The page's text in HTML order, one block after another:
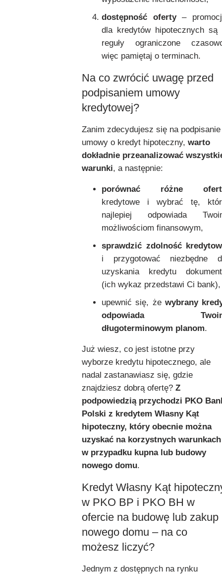
dostępność oferty–
dla kredytów hipotecznych są
reguły ograniczone
więc pamiętaj o terminach.
Na co zwrócić uwagę przed
podpisaniem umowy
kredytowej?
Zanim zdecydujesz się na podpisanie
umowy o kredyt hipoteczny, warto
dokładnie przeanalizować
warunki, a następnie:
porównać różne ofert
kredytowe i wybrać tę,
najlepiej odpowiada
możliwościom finansowym,
sprawdzić zdolność
i przygotować niezbędne
uzyskania kredytu
(ich wykaz przedstawi Ci bank),
upewnić się, że wybrany
odpowiada
długoterminowym planom.
Już wiesz, co jest istotne przy
wyborze kredytu hipotecznego, ale
nadal zastanawiasz się, gdzie
znajdziesz dobrą ofertę? Z
podpowiedzią przychodzi PKO
Polski z kredytem Własny Kąt
hipoteczny, który obecnie można
uzyskać na korzystnych warunkach
w przypadku kupna lub budowy
nowego domu.
Kredyt Własny Kąt
w PKO BP i PKO BH w
ofercie na budowę lub zakup
nowego domu – na co
możesz liczyć?
Jednym z dostępnych na rynku